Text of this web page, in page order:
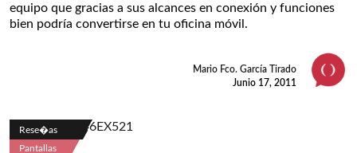
equipo que gracias a sus alcances en conexión y funciones
bien podría convertirse en tu oficina móvil.
Mario Fco. García Tirado
Junio 17, 2011
Rese�as
Pantallas